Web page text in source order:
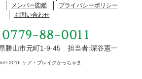
メンバー図鑑
プライバシーポリシー
お問い合わせ
勝山市元町1-9-45 担当者:深谷憲一
2016 ケア・ブレイクかっちゃま